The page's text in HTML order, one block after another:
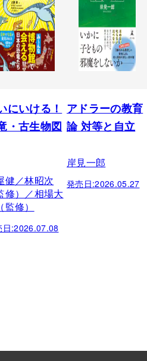
にいける！
・古生物図
健／林昭次
修）／相場大
監修）
日:2026.07.08
アドラーの教育
論 対等と自立
岸見一郎
発売日:2026.05.27